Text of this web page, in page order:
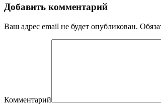
Добавить комментарий
Ваш адрес email не будет опубликован.
Комментарий